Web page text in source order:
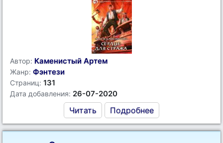
Автор: Каменистый Артем
Жанр: Фэнтези
Страниц: 131
Дата добавления: 26-07-2020
Читать Подробнее